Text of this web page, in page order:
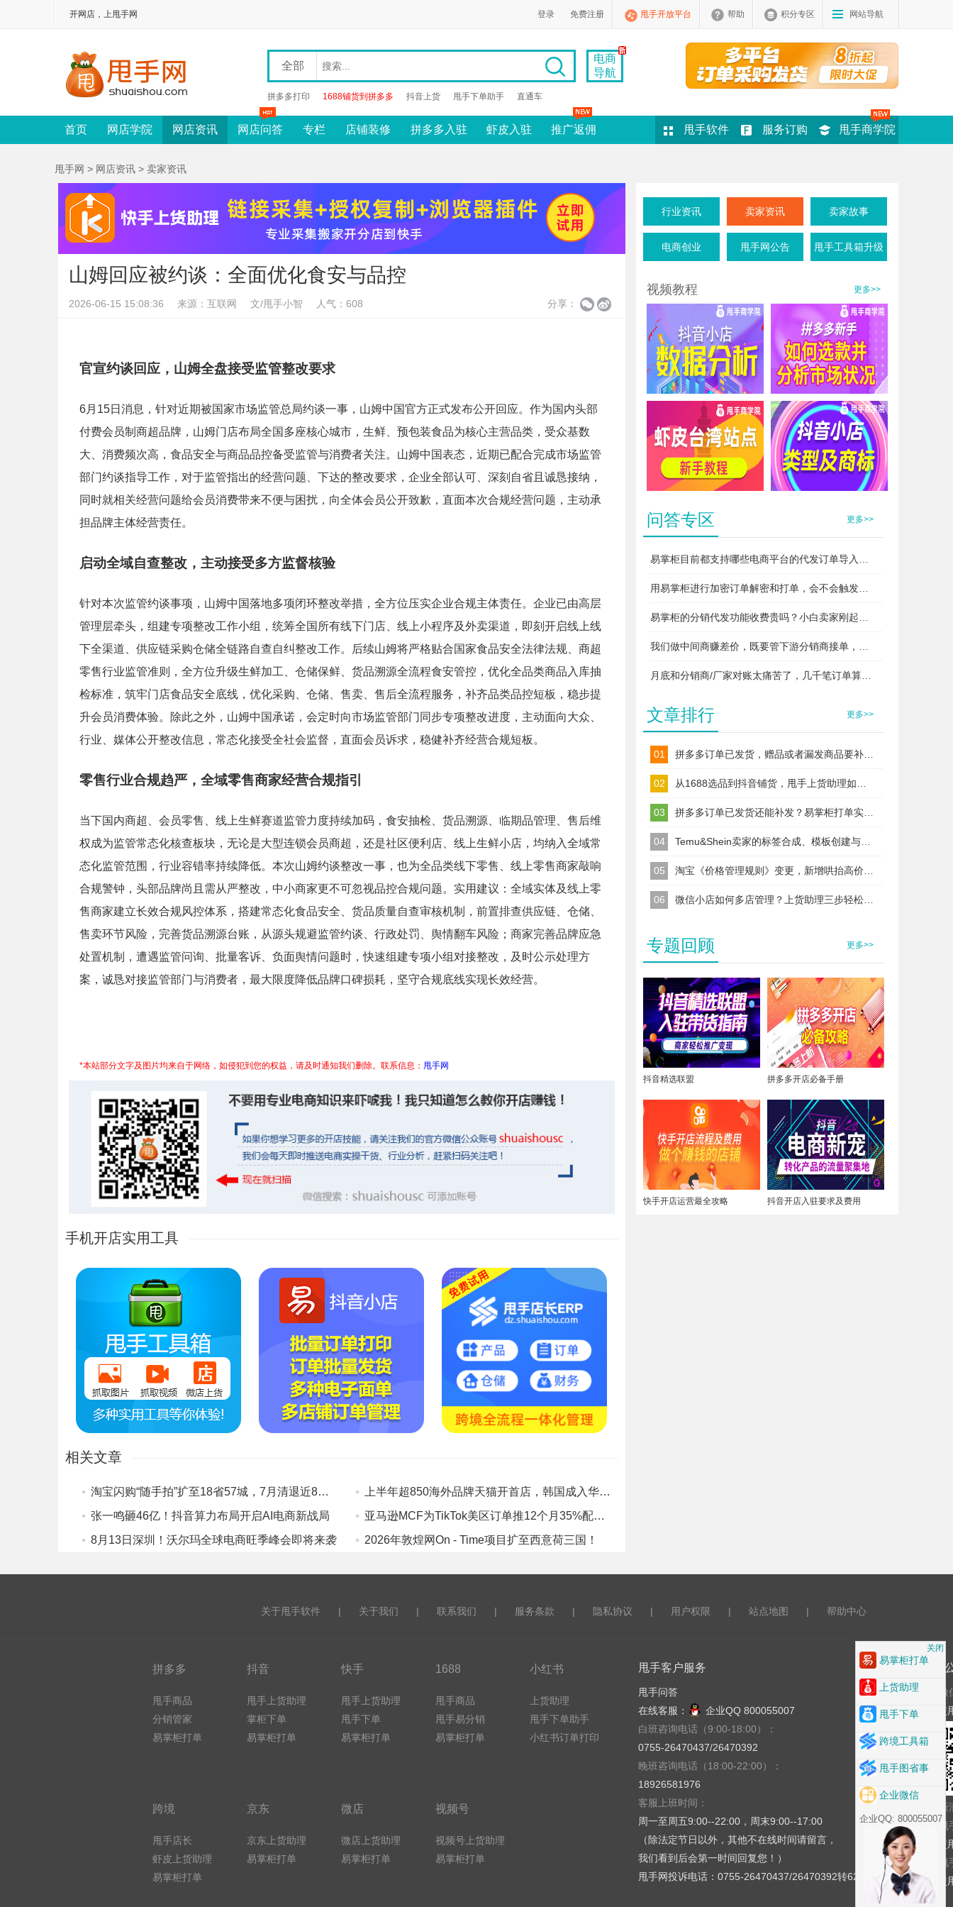
开网店，上甩手网 登录 免费注册 甩手开放平台 帮助 积分专区 网站导航
全部
拼多多打印 1688铺货到拼多多 抖音上货 甩手下单助手 直通车
电商
导航
首页 网店学院 网店资讯 网店问答 专栏 店铺装修 拼多多入驻 虾皮入驻 推广返佣 甩手软件 服务订购 甩手商学院
甩手网 > 网店资讯 > 卖家资讯
山姆回应被约谈：全面优化食安与品控
2026-06-15 15:08:36 来源：互联网 文/甩手小智 人气：608 分享：
官宣约谈回应，山姆全盘接受监管整改要求
6月15日消息，针对近期被国家市场监管总局约谈一事，山姆中国官方正式发布公开回应。作为国内头部
付费会员制商超品牌，山姆门店布局全国多座核心城市，生鲜、预包装食品为核心主营品类，受众基数
大、消费频次高，食品安全与商品品控备受监管与消费者关注。山姆中国表态，近期已配合完成市场监管
部门约谈指导工作，对于监管指出的经营问题、下达的整改要求，企业全部认可、深刻自省且诚恳接纳，
同时就相关经营问题给会员消费带来不便与困扰，向全体会员公开致歉，直面本次合规经营问题，主动承
担品牌主体经营责任。
启动全域自查整改，主动接受多方监督核验
针对本次监管约谈事项，山姆中国落地多项闭环整改举措，全方位压实企业合规主体责任。企业已由高层
管理层牵头，组建专项整改工作小组，统筹全国所有线下门店、线上小程序及外卖渠道，即刻开启线上线
下全渠道、供应链采购仓储全链路自查自纠整改工作。后续山姆将严格贴合国家食品安全法律法规、商超
零售行业监管准则，全方位升级生鲜加工、仓储保鲜、货品溯源全流程食安管控，优化全品类商品入库抽
检标准，筑牢门店食品安全底线，优化采购、仓储、售卖、售后全流程服务，补齐品类品控短板，稳步提
升会员消费体验。除此之外，山姆中国承诺，会定时向市场监管部门同步专项整改进度，主动面向大众、
行业、媒体公开整改信息，常态化接受全社会监督，直面会员诉求，稳健补齐经营合规短板。
零售行业合规趋严，全域零售商家经营合规指引
当下国内商超、会员零售、线上生鲜赛道监管力度持续加码，食安抽检、货品溯源、临期品管理、售后维
权成为监管常态化核查板块，无论是大型连锁会员商超，还是社区便利店、线上生鲜小店，均纳入全域常
态化监管范围，行业容错率持续降低。本次山姆约谈整改一事，也为全品类线下零售、线上零售商家敲响
合规警钟，头部品牌尚且需从严整改，中小商家更不可忽视品控合规问题。实用建议：全域实体及线上零
售商家建立长效合规风控体系，搭建常态化食品安全、货品质量自查审核机制，前置排查供应链、仓储、
售卖环节风险，完善货品溯源台账，从源头规避监管约谈、行政处罚、舆情翻车风险；商家完善品牌应急
处置机制，遭遇监管问询、批量客诉、负面舆情问题时，快速组建专项小组对接整改，及时公示处理方
案，诚恳对接监管部门与消费者，最大限度降低品牌口碑损耗，坚守合规底线实现长效经营。
*本站部分文字及图片均来自于网络，如侵犯到您的权益，请及时通知我们删除。联系信息： 甩手网
手机开店实用工具
相关文章
淘宝闪购“随手拍”扩至18省57城，7月清退近8万家商家
上半年超850海外品牌天猫开首店，韩国成入华最大来源国
张一鸣砸46亿！抖音算力布局开启AI电商新战局
亚马逊MCF为TikTok美区订单推12个月35%配送费优惠！
8月13日深圳！沃尔玛全球电商旺季峰会即将来袭
2026年敦煌网On - Time项目扩至西意荷三国！
行业资讯 卖家资讯 卖家故事
电商创业 甩手网公告 甩手工具箱升级
视频教程 更多>>
抖音小店数据分析 拼多多新手如何选款并分析市场状况
问答专区 更多>>
文章排行 更多>>
01
02
03
04
05
06
专题回顾 更多>>
抖音精选联盟 拼多多开店必备手册
快手开店运营最全攻略 抖音开店入驻要求及费用
关于甩手软件 | 关于我们 | 联系我们 | 服务条款 | 隐私协议 | 用户权限 | 站点地图 | 帮助中心
拼多多
甩手商品
分销管家
易掌柜打单
抖音
甩手上货助理
掌柜下单
易掌柜打单
快手
甩手上货助理
甩手下单
易掌柜打单
1688
甩手商品
甩手易分销
易掌柜打单
小红书
上货助理
甩手下单助手
小红书订单打印
跨境
甩手店长
虾皮上货助理
易掌柜打单
京东
京东上货助理
易掌柜打单
微店
微店上货助理
易掌柜打单
视频号
视频号上货助理
易掌柜打单
甩手客户服务
甩手问答
在线客服：
企业QQ 800055007
白班咨询电话（9:00-18:00）：
0755-26470437/26470392
晚班咨询电话（18:00-22:00）：
18926581976
客服上班时间：
周一至周五9:00--22:00，周末9:00--17:00
（除法定节日以外，其他不在线时间请留言，
我们看到后会第一时间回复您！）
甩手网投诉电话：0755-26470437/26470392转621
关注
甩
关闭
易掌柜打单
上货助理
甩手下单
跨境工具箱
甩手图省事
企业微信
企业QQ: 800055007